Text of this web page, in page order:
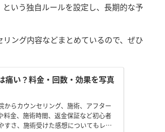
いう独自ルールを設定し、長期的な予
ング内容などまとめているので、ぜひ
痛い？料金・回数・効果を写真
からカウンセリング、施術、アフター
料金、施術時間、返金保証など初心者
すさ、施術受けた感想についてもレポ